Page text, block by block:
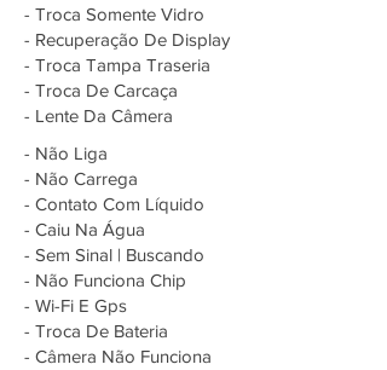
- Troca Somente Vidro
- Recuperação De Display
- Troca Tampa Traseria
- Troca De Carcaça
- Lente Da Câmera
- Não Liga
- Não Carrega
- Contato Com Líquido
- Caiu Na Água
- Sem Sinal | Buscando
- Não Funciona Chip
- Wi-Fi E Gps
- Troca De Bateria
- Câmera Não Funciona